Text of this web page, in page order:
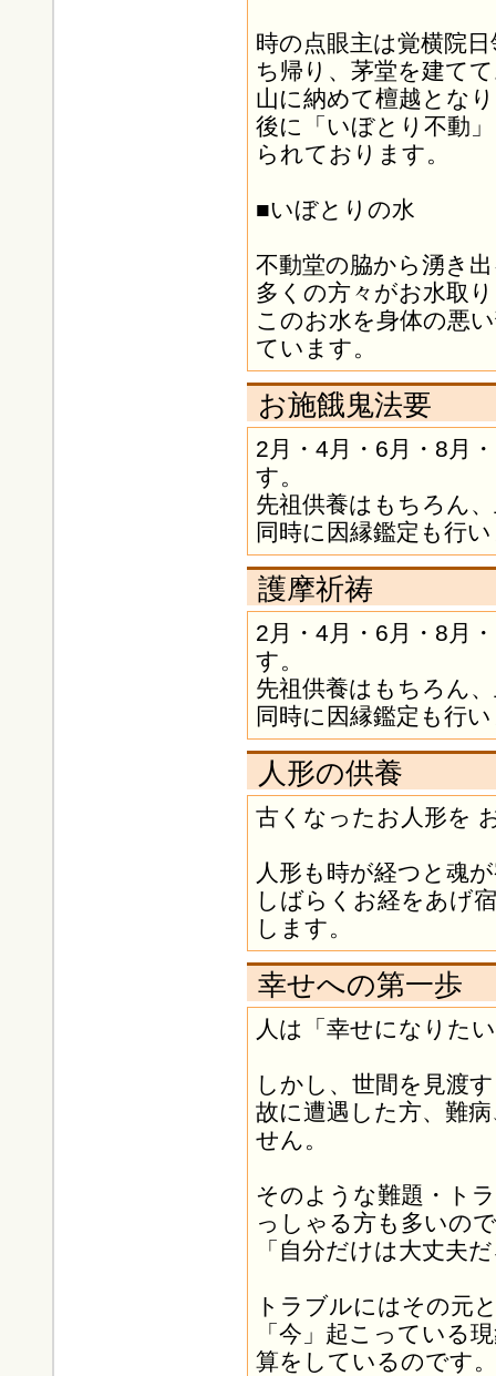
時の点眼主は覚横院
ち帰り、茅堂を建て
山に納めて檀越とな
後に「いぼとり不動
られております。
■いぼとりの水
不動堂の脇から湧き
多くの方々がお水取
このお水を身体の悪
ています。
お施餓鬼法要
2月・4月・6月・8月
す。
先祖供養はもちろん
同時に因縁鑑定も行
護摩祈祷
2月・4月・6月・8月
す。
先祖供養はもちろん
同時に因縁鑑定も行
人形の供養
古くなったお人形を
人形も時が経つと魂
しばらくお経をあげ
します。
幸せへの第一歩
人は「幸せになりた
しかし、世間を見渡
故に遭遇した方、難
せん。
そのような難題・ト
っしゃる方も多いの
「自分だけは大丈夫
トラブルにはその元
「今」起こっている
算をしているのです。